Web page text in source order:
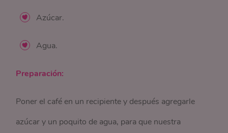
Azúcar.
Agua.
Preparación:
Poner el café en un recipiente y después agregarle
azúcar y un poquito de agua, para que nuestra